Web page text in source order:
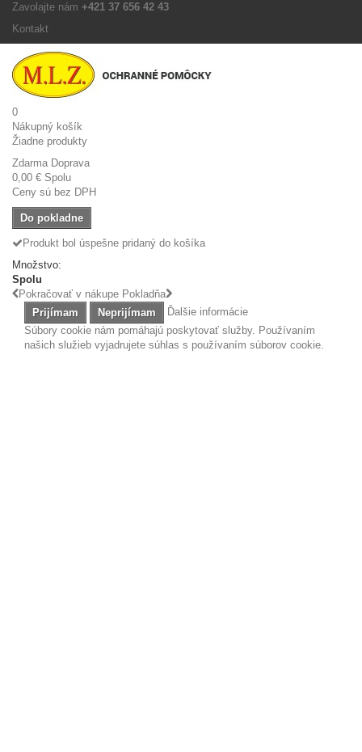
Zavolajte nám +421 37 656 42 43
Kontakt
0
Nákupný košík
Žiadne produkty
Zdarma Doprava
0,00 € Spolu
Ceny sú bez DPH
Do pokladne
Produkt bol úspešne pridaný do košíka
Množstvo:
Spolu
Pokračovať v nákupe Pokladňa
Prijímam
Neprijímam
Ďalšie informácie
Súbory cookie nám pomáhajú poskytovať služby. Používaním
našich služieb vyjadrujete súhlas s používaním súborov cookie.